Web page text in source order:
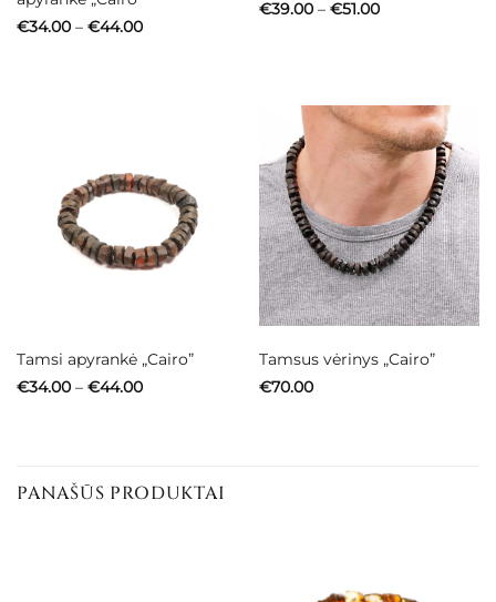
€34.00 – €44.00Price
€39.00 – €51.00Price
Tamsi apyrankė „Cairo”
€34.00 – €44.00Price
Tamsus vėrinys „Cairo”
€70.00
PANAŠŪS PRODUKTAI